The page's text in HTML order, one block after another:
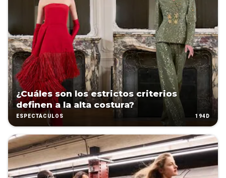
¿Cuáles son los estrictos criterios
definen a la alta costura?
ESPECTÁCULOS 194D